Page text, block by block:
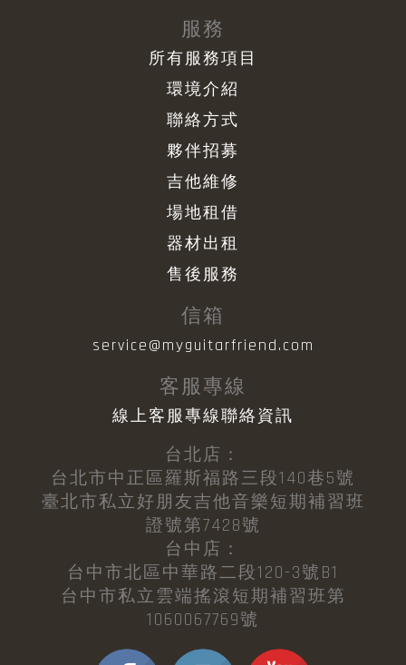
服務
所有服務項目
環境介紹
聯絡方式
夥伴招募
吉他維修
場地租借
器材出租
售後服務
信箱
service@myguitarfriend.com
客服專線
線上客服專線聯絡資訊
台北店：
台北市中正區羅斯福路三段140巷5號
臺北市私立好朋友吉他音樂短期補習班
證號第7428號
台中店：
台中市北區中華路二段120-3號B1
台中市私立雲端搖滾短期補習班第
1060067769號